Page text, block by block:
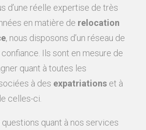
d’une réelle expertise de très
en matière de relocation
, nous disposons d’un réseau de
Ils sont en mesure de
quant à toutes les
à des expatriations et à
celles-ci.
quant à nos services